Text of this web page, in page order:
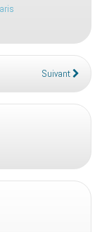
Suivant